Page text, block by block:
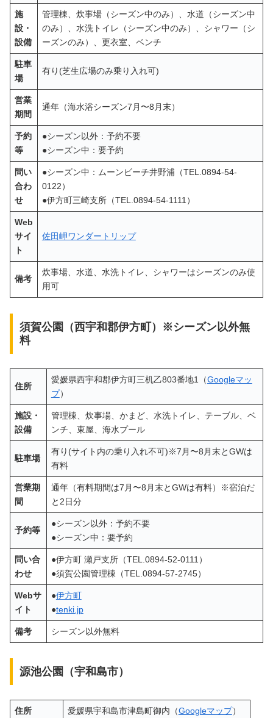
施
設・
設備
管理棟、炊事場（シーズン中のみ）、水道（シーズン中
のみ）、水洗トイレ（シーズン中のみ）、シャワー（シ
ーズンのみ）、更衣室、ベンチ
駐車
場
有り(芝生広場のみ乗り入れ可)
営業
期間
通年（海水浴シーズン7月〜8月末）
予約
等
●シーズン以外：予約不要
●シーズン中：要予約
問い
合わ
せ
●シーズン中：ムーンビーチ井野浦（TEL.0894-54-
0122）
●伊方町三崎支所（TEL.0894-54-1111）
Web
サイ
ト
佐田岬ワンダートリップ
備考
炊事場、水道、水洗トイレ、シャワーはシーズンのみ使
用可
須賀公園（西宇和郡伊方町）※シーズン以外無
料
住所
愛媛県西宇和郡伊方町三机乙803番地1（Googleマッ
プ）
施設・
設備
管理棟、炊事場、かまど、水洗トイレ、テーブル、ベ
ンチ、東屋、海水プール
駐車場
有り(サイト内の乗り入れ不可)※7月〜8月末とGWは
有料
営業期
間
通年（有料期間は7月〜8月末とGWは有料）※宿泊だ
と2日分
予約等
●シーズン以外：予約不要
●シーズン中：要予約
問い合
わせ
●伊方町 瀬戸支所（TEL.0894-52-0111）
●須賀公園管理棟（TEL.0894-57-2745）
Webサ
イト
●伊方町
●tenki.jp
備考 シーズン以外無料
源池公園（宇和島市）
住所 愛媛県宇和島市津島町御内（Googleマップ）